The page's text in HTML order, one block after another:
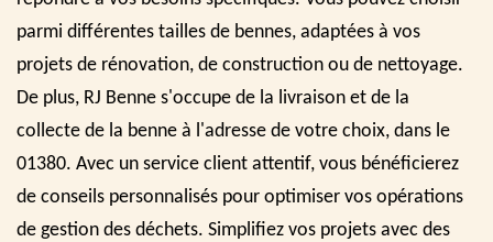
parmi différentes tailles de bennes, adaptées à vos
projets de rénovation, de construction ou de nettoyage.
De plus, RJ Benne s'occupe de la livraison et de la
collecte de la benne à l'adresse de votre choix, dans le
01380. Avec un service client attentif, vous bénéficierez
de conseils personnalisés pour optimiser vos opérations
de gestion des déchets. Simplifiez vos projets avec des